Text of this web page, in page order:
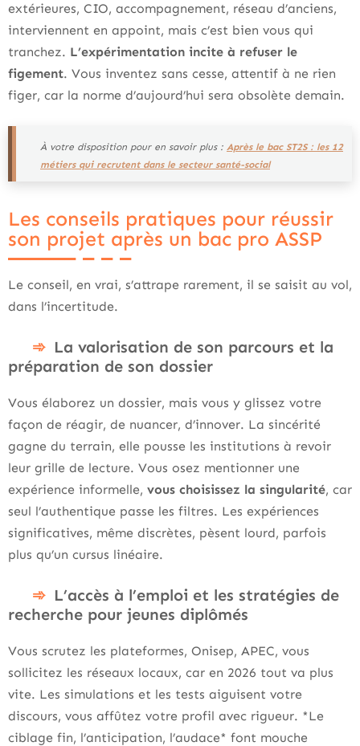
extérieures, CIO, accompagnement, réseau d’anciens,
interviennent en appoint, mais c’est bien vous qui
tranchez. L’expérimentation incite à refuser le
figement. Vous inventez sans cesse, attentif à ne rien
figer, car la norme d’aujourd’hui sera obsolète demain.
À votre disposition pour en savoir plus : Après le bac ST2S : les 12
métiers qui recrutent dans le secteur santé-social
Les conseils pratiques pour réussir
son projet après un bac pro ASSP
Le conseil, en vrai, s’attrape rarement, il se saisit au vol,
dans l’incertitude.
La valorisation de son parcours et la
préparation de son dossier
Vous élaborez un dossier, mais vous y glissez votre
façon de réagir, de nuancer, d’innover. La sincérité
gagne du terrain, elle pousse les institutions à revoir
leur grille de lecture. Vous osez mentionner une
expérience informelle, vous choisissez la singularité, car
seul l’authentique passe les filtres. Les expériences
significatives, même discrètes, pèsent lourd, parfois
plus qu’un cursus linéaire.
L’accès à l’emploi et les stratégies de
recherche pour jeunes diplômés
Vous scrutez les plateformes, Onisep, APEC, vous
sollicitez les réseaux locaux, car en 2026 tout va plus
vite. Les simulations et les tests aiguisent votre
discours, vous affûtez votre profil avec rigueur. *Le
ciblage fin, l’anticipation, l’audace* font mouche